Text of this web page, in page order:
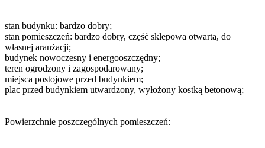
stan budynku: bardzo dobry;
stan pomieszczeń: bardzo dobry, część sklepowa otwarta, do
własnej aranżacji;
budynek nowoczesny i energooszczędny;
teren ogrodzony i zagospodarowany;
miejsca postojowe przed budynkiem;
plac przed budynkiem utwardzony, wyłożony kostką betonową;
Powierzchnie poszczególnych pomieszczeń: